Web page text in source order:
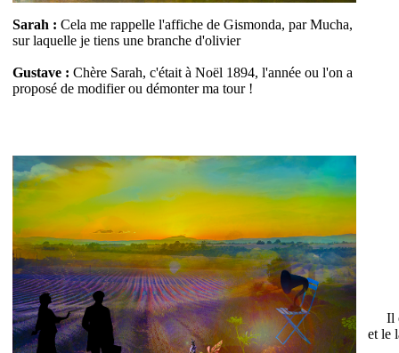
Sarah : Cela me rappelle l'affiche de Gismonda, par Mucha,
sur laquelle je tiens une branche d'olivier
Gustave : Chère Sarah, c'était à Noël 1894, l'année ou l'on a
proposé de modifier ou démonter ma tour !
Il
et le